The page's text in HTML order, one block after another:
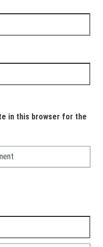
in this browser for the